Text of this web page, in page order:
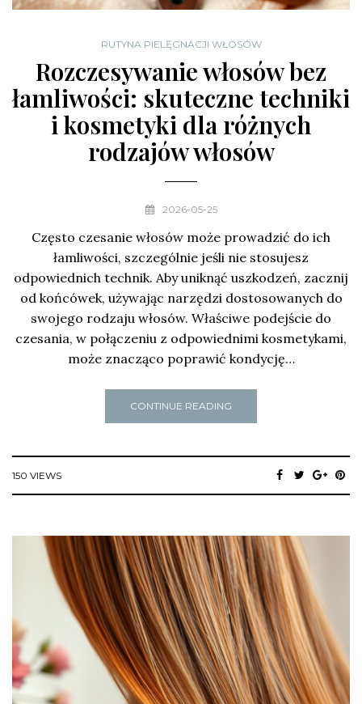
RUTYNA PIELĘGNACJI WŁOSÓW
Rozczesywanie włosów bez
łamliwości: skuteczne techniki
i kosmetyki dla różnych
rodzajów włosów
2026-05-25
Często czesanie włosów może prowadzić do ich
łamliwości, szczególnie jeśli nie stosujesz
odpowiednich technik. Aby uniknąć uszkodzeń, zacznij
od końcówek, używając narzędzi dostosowanych do
swojego rodzaju włosów. Właściwe podejście do
czesania, w połączeniu z odpowiednimi kosmetykami,
może znacząco poprawić kondycję…
CONTINUE READING
150 VIEWS